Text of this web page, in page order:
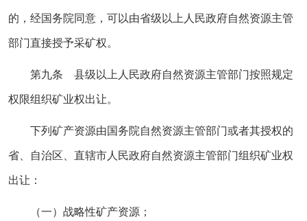
的，经国务院同意，可以由省级以上人民政府自然资源主管
部门直接授予采矿权。
第九条 县级以上人民政府自然资源主管部门按照规定
权限组织矿业权出让。
下列矿产资源由国务院自然资源主管部门或者其授权的
省、自治区、直辖市人民政府自然资源主管部门组织矿业权
出让：
（一）战略性矿产资源；